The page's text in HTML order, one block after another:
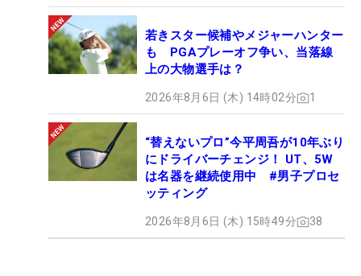
若きスター候補やメジャーハンター
も PGAプレーオフ争い、当落線
上の大物選手は？
2026年8月6日 (木) 14時02分 1
“替えないプロ”今平周吾が10年ぶり
にドライバーチェンジ！ UT、5W
は名器を継続使用中 #男子プロセ
ッティング
2026年8月6日 (木) 15時49分 38